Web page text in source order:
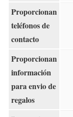
Proporcionan
teléfonos de
contacto
Proporcionan
información
para envio de
regalos